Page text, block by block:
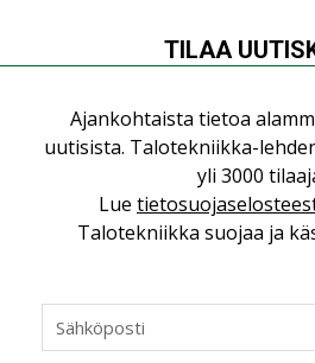
LUETUIMMAT
Datakeskusurakointi
TILAA
Ajankohtaista tietoa
uutisista. Talotekniikka-
yli 3000
Lue
Talotekniikka suojaa ja